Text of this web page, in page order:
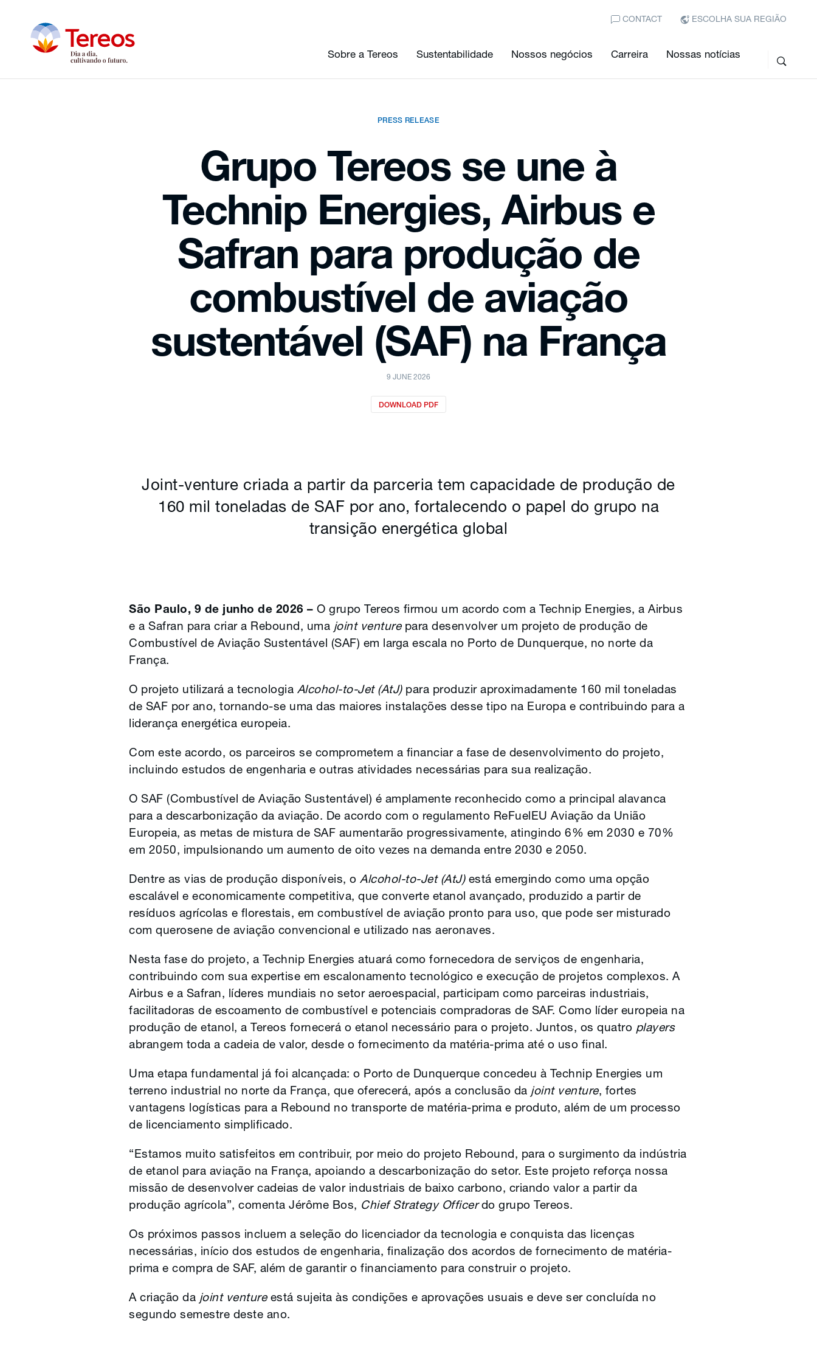
CONTACT ESCOLHA SUA REGIÃO
Sobre a Tereos Sustentabilidade Nossos negócios Carreira Nossas notícias
PRESS RELEASE
Grupo Tereos se une à
Technip Energies, Airbus e
Safran para produção de
combustível de aviação
sustentável (SAF) na França
9 JUNE 2026
DOWNLOAD PDF
Joint-venture criada a partir da parceria tem capacidade de produção de
160 mil toneladas de SAF por ano, fortalecendo o papel do grupo na
transição energética global
São Paulo, 9 de junho de 2026 – O grupo Tereos firmou um acordo com a Technip Energies, a Airbus
e a Safran para criar a Rebound, uma joint venturepara desenvolver um projeto de produção de
Combustível de Aviação Sustentável (SAF) em larga escala no Porto de Dunquerque, no norte da
França.
O projeto utilizará a tecnologia Alcohol-to-Jet (AtJ)para produzir aproximadamente 160 mil toneladas
de SAF por ano, tornando-se uma das maiores instalações desse tipo na Europa e contribuindo para a
liderança energética europeia.
Com este acordo, os parceiros se comprometem a financiar a fase de desenvolvimento do projeto,
incluindo estudos de engenharia e outras atividades necessárias para sua realização.
O SAF (Combustível de Aviação Sustentável) é amplamente reconhecido como a principal alavanca
para a descarbonização da aviação. De acordo com o regulamento ReFuelEU Aviação da União
Europeia, as metas de mistura de SAF aumentarão progressivamente, atingindo 6% em 2030 e 70%
em 2050, impulsionando um aumento de oito vezes na demanda entre 2030 e 2050.
Dentre as vias de produção disponíveis, o Alcohol-to-Jet (AtJ) está emergindo como uma opção
escalável e economicamente competitiva, que converte etanol avançado, produzido a partir de
resíduos agrícolas e florestais, em combustível de aviação pronto para uso, que pode ser misturado
com querosene de aviação convencional e utilizado nas aeronaves.
Nesta fase do projeto, a Technip Energies atuará como fornecedora de serviços de engenharia,
contribuindo com sua expertise em escalonamento tecnológico e execução de projetos complexos. A
Airbus e a Safran, líderes mundiais no setor aeroespacial, participam como parceiras industriais,
facilitadoras de escoamento de combustível e potenciais compradoras de SAF. Como líder europeia na
produção de etanol, a Tereos fornecerá o etanol necessário para o projeto. Juntos, os quatro players
abrangem toda a cadeia de valor, desde o fornecimento da matéria-prima até o uso final.
Uma etapa fundamental já foi alcançada: o Porto de Dunquerque concedeu à Technip Energies um
terreno industrial no norte da França, que oferecerá, após a conclusão da joint venture, fortes
vantagens logísticas para a Rebound no transporte de matéria-prima e produto, além de um processo
de licenciamento simplificado.
“Estamos muito satisfeitos em contribuir, por meio do projeto Rebound, para o surgimento da indústria
de etanol para aviação na França, apoiando a descarbonização do setor. Este projeto reforça nossa
missão de desenvolver cadeias de valor industriais de baixo carbono, criando valor a partir da
produção agrícola”, comenta Jérôme Bos, Chief Strategy Officerdo grupo Tereos.
Os próximos passos incluem a seleção do licenciador da tecnologia e conquista das licenças
necessárias, início dos estudos de engenharia, finalização dos acordos de fornecimento de matéria-
prima e compra de SAF, além de garantir o financiamento para construir o projeto.
A criação da joint ventureestá sujeita às condições e aprovações usuais e deve ser concluída no
segundo semestre deste ano.